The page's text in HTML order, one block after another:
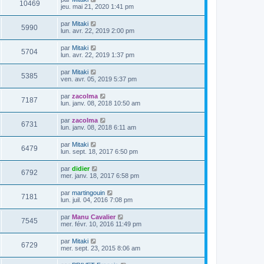
e
s
s
a
g
e
i
e
r
m
e
s
s
a
g
e
10469V
u
e
i
e
r
m
e
s
s
a
g
e
jeu. mai 21, 2020 1:41 pm
5990V
u
D
e
i
e
r
m
e
s
s
a
g
e
par Mitaki
lun. avr. 22, 2019 2:00 pm
5704V
u
D
e
i
e
r
m
e
s
s
a
g
e
par Mitaki
lun. avr. 22, 2019 1:37 pm
5385
u
D
e
i
e
r
m
e
s
s
a
g
e
par Mitaki
ven. avr. 05, 2019 5:37 pm
7187
u
D
e
i
e
r
m
e
s
s
a
g
e
par zacolma
lun. janv. 08, 2018 10:50 am
6731
u
D
e
i
e
r
m
e
s
s
a
g
e
par zacolma
lun. janv. 08, 2018 6:11 am
6479
u
D
e
i
e
r
m
e
s
s
a
g
e
par Mitaki
lun. sept. 18, 2017 6:50 pm
6792
u
D
e
i
e
r
m
e
s
s
a
g
e
par didier
mer. janv. 18, 2017 6:58 pm
7181
u
D
e
i
e
r
m
e
s
par martingouin
lun. juil. 04, 2016 7:08 pm
7545
u
D
e
i
e
r
par Manu Cavalier
mer. févr. 10, 2016 11:49 pm
6729
u
D
e
par Mitaki
mer. sept. 23, 2015 8:06 am